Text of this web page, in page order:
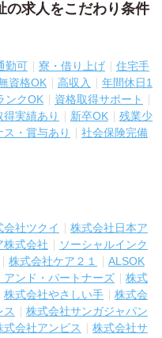
の求人をこだわり条件
勤可 寮・借り上げ
住宅手
資格OK 高収入
年間休日1
ンクOK
資格取得サポート
実績あり 新卒OK
残業少
ス・賞与あり
社会保険完備
会社ツクイ
株式会社日本ア
株式会社
ソーシャルインク
株式会社ケア２１
ALSOK
ンド・パートナーズ
株式
株式会社やさしい手
株式会
ス
株式会社サンガジャパン
式会社アンビス
株式会社サ